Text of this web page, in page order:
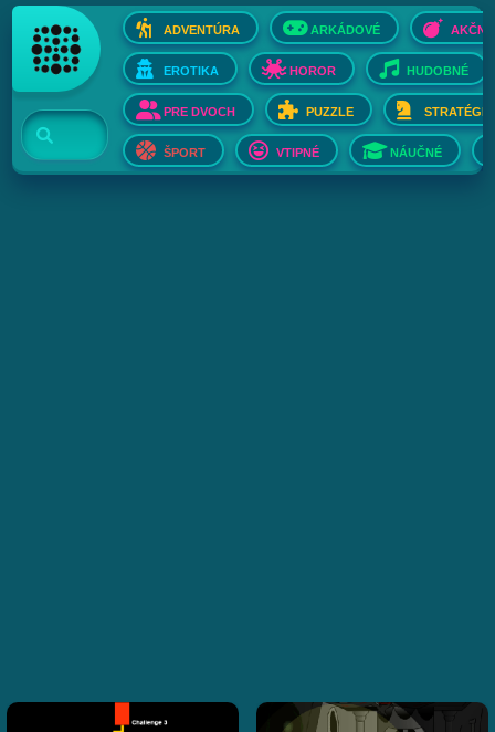
ADVENTÚRA ARKÁDOVÉ AKČNÉ
EROTIKA HOROR HUDOBNÉ
PRE DVOCH PUZZLE STRATÉGIE
ŠPORT VTIPNÉ NÁUČNÉ